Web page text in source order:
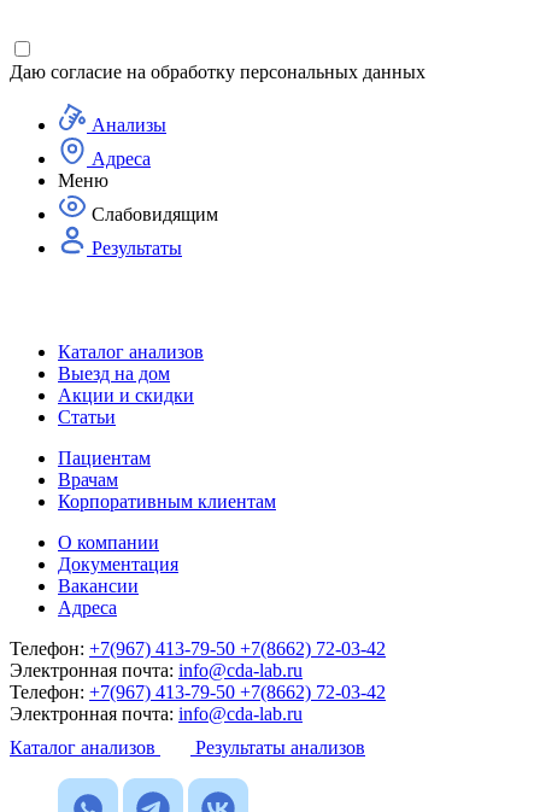
Даю согласие на обработку персональных данных
Анализы
Адреса
Меню
Слабовидящим
Результаты
Каталог анализов
Выезд на дом
Акции и скидки
Статьи
Пациентам
Врачам
Корпоративным клиентам
О компании
Документация
Вакансии
Адреса
Телефон: +7(967) 413-79-50 +7(8662) 72-03-42
Электронная почта: info@cda-lab.ru
Телефон: +7(967) 413-79-50 +7(8662) 72-03-42
Электронная почта: info@cda-lab.ru
Каталог анализов
Результаты анализов